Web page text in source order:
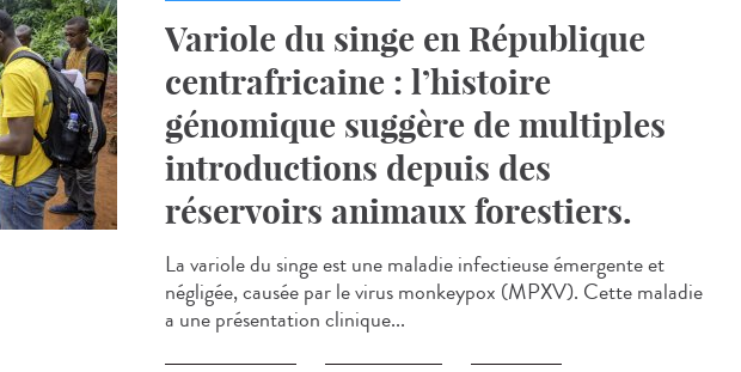
Variole du singe en République
centrafricaine : l’histoire
génomique suggère de multiples
introductions depuis des
réservoirs animaux forestiers.
La variole du singe est une maladie infectieuse émergente et
négligée, causée par le virus monkeypox (MPXV). Cette maladie
a une présentation clinique...